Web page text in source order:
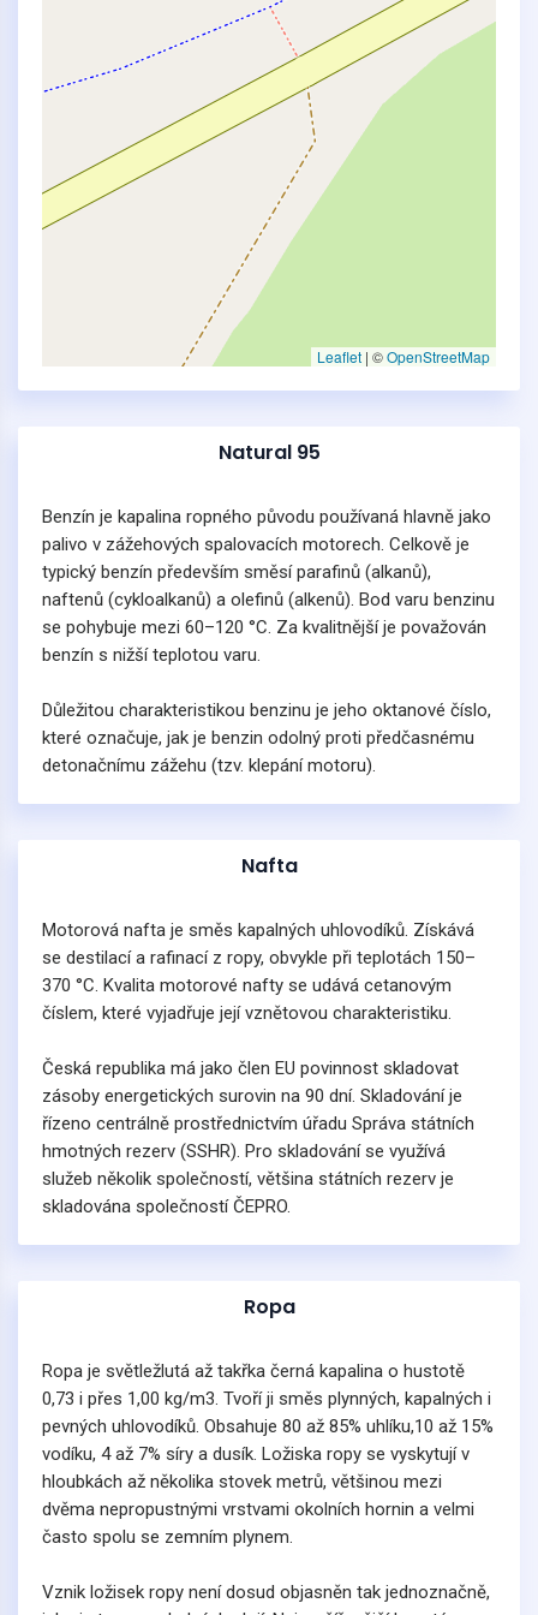
Leaflet | ©OpenStreetMap
Natural 95
Benzín je kapalina ropného původu používaná hlavně jako
palivo v zážehových spalovacích motorech. Celkově je
typický benzín především směsí parafinů (alkanů),
naftenů (cykloalkanů) a olefinů (alkenů). Bod varu benzinu
se pohybuje mezi 60–120 °C. Za kvalitnější je považován
benzín s nižší teplotou varu.
Důležitou charakteristikou benzinu je jeho oktanové číslo,
které označuje, jak je benzin odolný proti předčasnému
detonačnímu zážehu (tzv. klepání motoru).
Nafta
Motorová nafta je směs kapalných uhlovodíků. Získává
se destilací a rafinací z ropy, obvykle při teplotách 150–
370 °C. Kvalita motorové nafty se udává cetanovým
číslem, které vyjadřuje její vznětovou charakteristiku.
Česká republika má jako člen EU povinnost skladovat
zásoby energetických surovin na 90 dní. Skladování je
řízeno centrálně prostřednictvím úřadu Správa státních
hmotných rezerv (SSHR). Pro skladování se využívá
služeb několik společností, většina státních rezerv je
skladována společností ČEPRO.
Ropa
Ropa je světležlutá až takřka černá kapalina o hustotě
0,73 i přes 1,00 kg/m3. Tvoří ji směs plynných, kapalných i
pevných uhlovodíků. Obsahuje 80 až 85% uhlíku,10 až 15%
vodíku, 4 až 7% síry a dusík. Ložiska ropy se vyskytují v
hloubkách až několika stovek metrů, většinou mezi
dvěma nepropustnými vrstvami okolních hornin a velmi
často spolu se zemním plynem.
Vznik ložisek ropy není dosud objasněn tak jednoznačně,